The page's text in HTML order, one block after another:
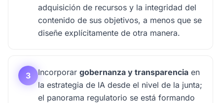
adquisición de recursos y la integridad del
contenido de sus objetivos, a menos que se
diseñe explícitamente de otra manera.
3 Incorporar gobernanza y transparencia en
la estrategia de IA desde el nivel de la junta;
el panorama regulatorio se está formando